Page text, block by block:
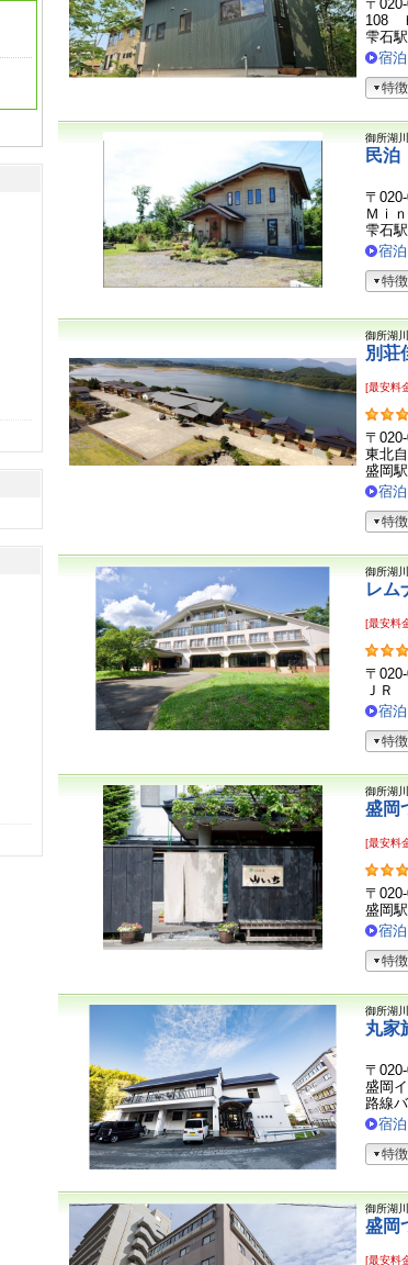
〒
108
雫石
宿
特徴
御所湖
民
〒
Ｍｉ
雫石
宿
特徴
御所湖
別荘
[最安料
お
客
さ
ま
の
声
〒
東北
盛岡
宿
特徴
御所湖
レム
[最安料
お
客
さ
ま
声
〒
ＪＲ
宿
特徴
御所湖
盛岡
[最安料
お
客
さ
ま
声
〒
盛岡
宿
特徴
御所湖
丸家
〒
盛岡
路線
宿
特徴
御所湖
盛岡
[最安料